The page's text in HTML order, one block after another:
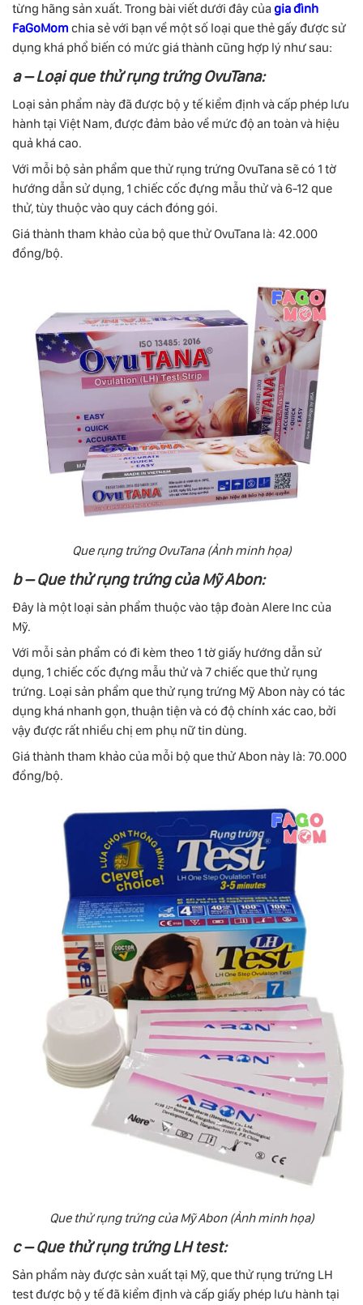
từng hãng sản xuất. Trong bài viết dưới đây củagia đình
FaGoMom chia sẻ với bạn về một số loại que thẻ gấy được sử
dụng khá phổ biến có mức giá thành cũng hợp lý như sau:
a – Loại que thử rụng trứng OvuTana:
Loại sản phẩm này đã được bộ y tế kiểm định và cấp phép lưu
hành tại Việt Nam, được đảm bảo về mức độ an toàn và hiệu
quả khá cao.
Với mỗi bộ sản phẩm que thử rụng trứng OvuTana sẽ có 1 tờ
hướng dẫn sử dụng, 1 chiếc cốc đựng mẫu thử và 6-12 que
thử, tùy thuộc vào quy cách đóng gói.
Giá thành tham khảo của bộ que thử OvuTana là: 42.000
đồng/bộ.
Que rụng trứng OvuTana (Ảnh minh họa)
b – Que thử rụng trứng của Mỹ Abon:
Đây là một loại sản phẩm thuộc vào tập đoàn Alere Inc của
Mỹ.
Với mỗi sản phẩm có đi kèm theo 1 tờ giấy hướng dẫn sử
dụng, 1 chiếc cốc đựng mẫu thử và 7 chiếc que thử rụng
trứng. Loại sản phẩm que thử rụng trứng Mỹ Abon này có tác
dụng khá nhanh gọn, thuận tiện và có độ chính xác cao, bởi
vậy được rất nhiều chị em phụ nữ tin dùng.
Giá thành tham khảo của mỗi bộ que thử Abon này là: 70.000
đồng/bộ.
Que thử rụng trứng của Mỹ Abon (Ảnh minh họa)
c – Que thử rụng trứng LH test:
Sản phẩm này được sản xuất tại Mỹ, que thử rụng trứng LH
test được bộ y tế đã kiểm định và cấp giấy phép lưu hành tại